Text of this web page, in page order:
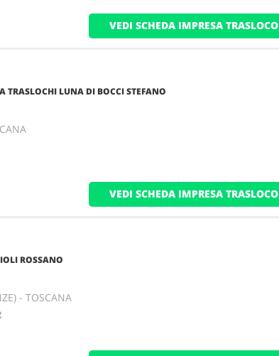
VEDI SCHEDA IMPRESA TRASLOCO
TRASLOCHI LUNA DI BOCCI STEFANO
VEDI SCHEDA IMPRESA TRASLOCO
ROSSANO
- TOSCANA